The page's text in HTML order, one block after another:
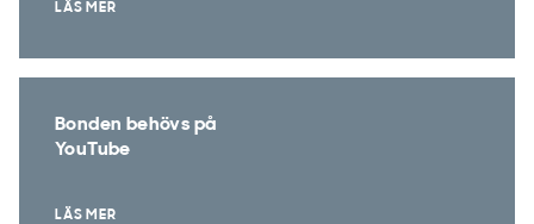
LÄS MER
Bonden behövs på
YouTube
LÄS MER